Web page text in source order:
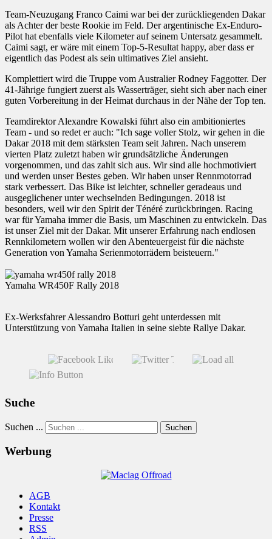
Team-Neuzugang Franco Caimi war bei der zurückliegenden Dakar
als Achter der beste Rookie im Feld. Der argentinische Ex-Enduro-
Pilot hat ebenfalls viele Kilometer auf seinem Untersatz gesammelt.
Caimi sagt, er wäre mit einem Top-5-Resultat happy, aber dass er
eigentlich das Podest als sein ultimatives Ziel ansieht.
Komplettiert wird die Truppe vom Australier Rodney Faggotter. Der
41-Jährige fungiert zuerst als Wasserträger, sieht sich aber nach einer
guten Vorbereitung in der Heimat durchaus in der Nähe der Top ten.
Teamdirektor Alexandre Kowalski führt also ein ambitioniertes
Team - und so redet er auch: "Ich sage voller Stolz, wir gehen in die
Dakar 2018 mit dem stärksten Team seit Jahren. Nach unserem
vierten Platz zuletzt haben wir grundsätzliche Änderungen
vorgenommen, und das zahlt sich aus. Wir sind alle hochmotiviert
und werden unser Bestes geben. Wir haben unser Rennmotorrad
stark verbessert. Das Bike ist leichter, schneller geradeaus und
ausgeglichener unter wechselnden Bedingungen. 2018 ist
besonders, weil wir den Spirit der Ténéré zurückbringen. Racing
war für Yamaha immer die Basis, um Maschinen zu entwickeln. Das
ist unser Ziel mit der Dakar. Mit unserer Erfahrung nach endlosen
Rennkilometern wollen wir den Abenteuergeist für die nächste
Generation von Yamaha Serienmotorrädern beisteuern."
Yamaha WR450F Rally 2018
Ex-Werksfahrer Alessandro Botturi geht unterdessen mit
Unterstützung von Yamaha Italien in seine siebte Rallye Dakar.
Suche
Suchen ... Suchen
Werbung
AGB
Kontakt
Presse
RSS